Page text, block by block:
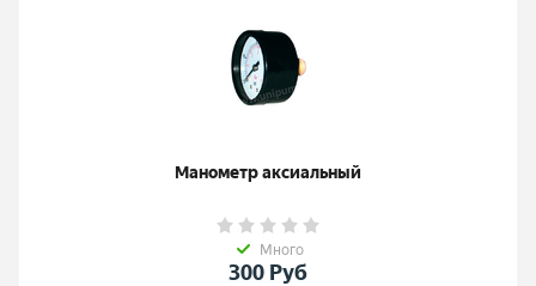
Манометр аксиальный
Много
300 Руб